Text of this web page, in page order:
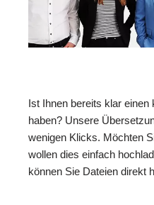
Ist Ihnen bereits klar
haben? Unsere
wenigen Klicks. Möchten
wollen dies einfach
können Sie Dateien direkt